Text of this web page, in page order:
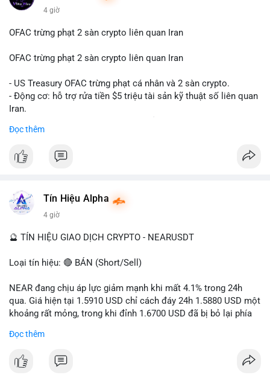
4 giờ
OFAC trừng phạt 2 sàn crypto liên quan Iran
OFAC trừng phạt 2 sàn crypto liên quan Iran
- US Treasury OFAC trừng phạt cá nhân và 2 sàn crypto.
- Động cơ: hỗ trợ rửa tiền $5 triệu tài sản kỹ thuật số liên quan
Iran.
- Tác động: rủi ro cho thị trường crypto, tăng áp lực pháp lý.
#binancesquare
#vlikevn #titanbot
📰 Nguồn: Cointelegraph
Đọc thêm
Tín Hiệu Alpha
4 giờ
🔮 TÍN HIỆU GIAO DỊCH CRYPTO - NEARUSDT
Loại tín hiệu: 🔴 BÁN (Short/Sell)
NEAR đang chịu áp lực giảm mạnh khi mất 4.1% trong 24h
qua. Giá hiện tại 1.5910 USD chỉ cách đáy 24h 1.5880 USD một
khoảng rất mỏng, trong khi đỉnh 1.6700 USD đã bị bỏ lại phía
kiểm soát hoàn toàn. Khối lượng giao dịch 10.29 triệu NEAR
tiếp diễn.
Đọc thêm